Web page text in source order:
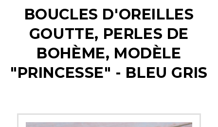
BOUCLES D'OREILLES
GOUTTE, PERLES DE
BOHÈME, MODÈLE
"PRINCESSE" - BLEU GRIS